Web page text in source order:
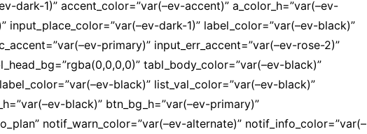
dark-1)” accent_color=”var(–ev-accent)” a_color_h=”var(–ev-
input_place_color=”var(–ev-dark-1)” label_color=”var(–ev-black)”
primary)” input_err_accent=”var(–ev-rose-2)”
tabl_body_color=”var(–ev-black)”
black)” list_val_color=”var(–ev-black)”
black)” btn_bg_h=”var(–ev-primary)”
notif_warn_color=”var(–ev-alternate)” notif_info_color=”var(–